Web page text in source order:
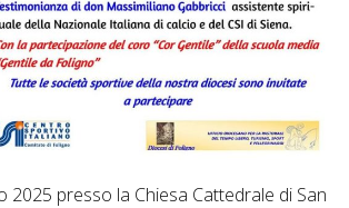
2025 presso la Chiesa Cattedrale di San